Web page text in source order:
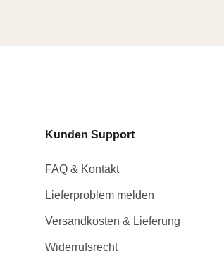
Kunden Support
FAQ & Kontakt
Lieferproblem melden
Versandkosten & Lieferung
Widerrufsrecht